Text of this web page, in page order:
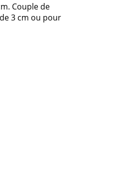
Couple de
3 cm ou pour